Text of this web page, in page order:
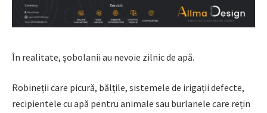
În realitate, șobolanii au nevoie zilnic de apă.
Robineții care picură, bălțile, sistemele de irigații defecte,
recipientele cu apă pentru animale sau burlanele care rețin